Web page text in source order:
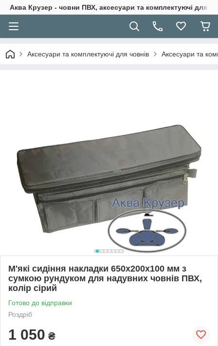
Аква Крузер - човни ПВХ, аксесуари та комплектуючі для
Аксесуари та комплектуючі для човнів Аксесуари та
М'які сидіння накладки 650х200х100 мм з
сумкою рундуком для надувних човнів ПВХ,
колір сірий
Готово до відправки
Роздріб
1 050 ₴